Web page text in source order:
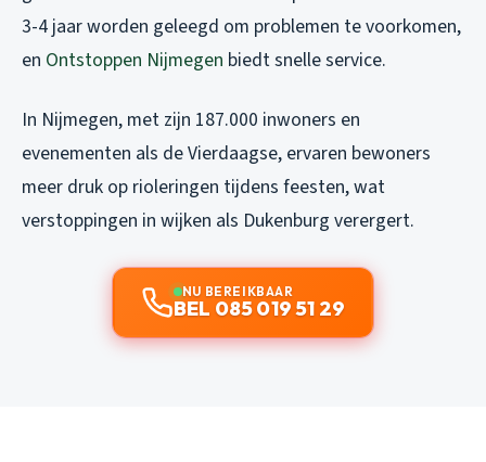
3-4 jaar worden geleegd om problemen te voorkomen,
en Ontstoppen Nijmegen biedt snelle service.
In Nijmegen, met zijn 187.000 inwoners en
evenementen als de Vierdaagse, ervaren bewoners
meer druk op rioleringen tijdens feesten, wat
verstoppingen in wijken als Dukenburg verergert.
NU BEREIKBAAR
BEL 085 019 51 29